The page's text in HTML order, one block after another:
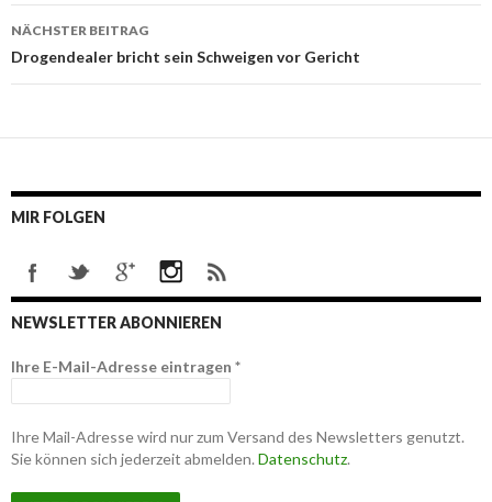
Navigation
NÄCHSTER BEITRAG
Drogendealer bricht sein Schweigen vor Gericht
MIR FOLGEN
NEWSLETTER ABONNIEREN
Ihre E-Mail-Adresse eintragen *
Ihre Mail-Adresse wird nur zum Versand des Newsletters genutzt.
Sie können sich jederzeit abmelden. Datenschutz.